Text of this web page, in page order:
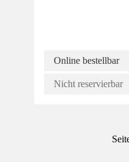
Online bestellbar
Nicht reservierbar